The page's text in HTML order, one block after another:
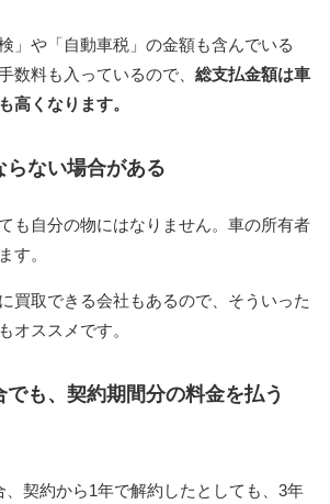
」や「自動車税」の金額も含んでいる
数料も入っているので、 総支払金額は車
高くなります。
らない場合がある
も自分の物にはなりません。車の所有者
す。
買取できる会社もあるので、そういった
オススメです。
も、契約期間分の料金を払う
、契約から1年で解約したとしても、3年